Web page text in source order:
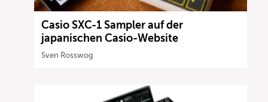
Casio SXC-1 Sampler auf der
japanischen Casio-Website
Sven Rosswog